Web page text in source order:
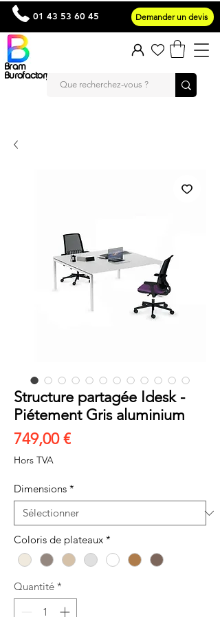
Bram
Burofactory
01 43 53 60 45 Demander un devis
Structure partagée Idesk -
Piétement Gris aluminium
749,00 €Prix
Hors TVA
Dimensions *
Coloris de plateaux *
Quantité *